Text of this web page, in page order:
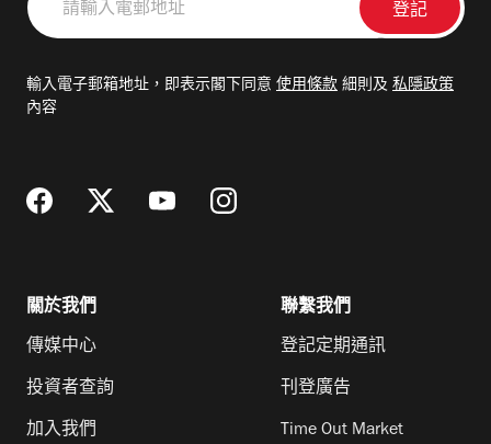
輸
郵
輸入電子郵箱地址，即表示閣下同意 使用條款 細則及 私隱政策
內容
關於我們
傳媒中心
投資者查詢
加入我們
聯繫我們
登記定期通訊
刊登廣告
Time Out Market